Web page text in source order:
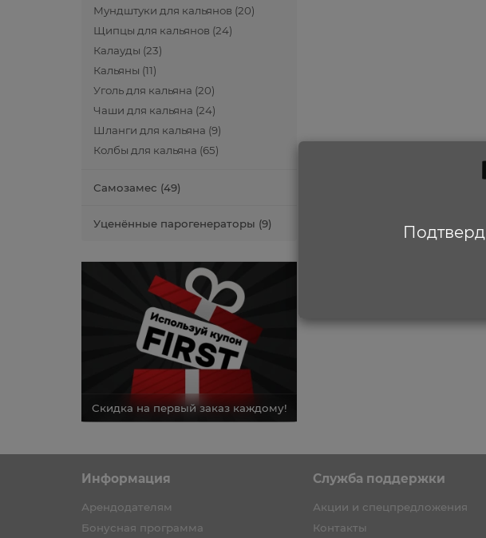
Мундштуки для кальянов (20)
Щипцы для кальянов (24)
Калауды (23)
Кальяны (11)
Уголь для кальяна (20)
Чаши для кальяна (24)
Шланги для кальяна (9)
Колбы для кальяна (65)
Самозамес (49)
Уценённые парогенераторы (9)
Скидка на первый заказ каждому!
Информация
Арендодателям
Бонусная программа
Служба поддержки
Акции и спецпредложения
Контакты